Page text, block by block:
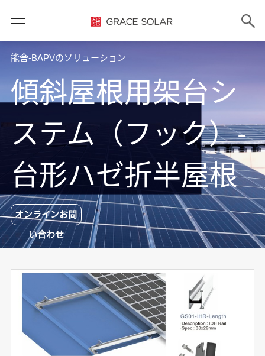
能舎-BAPVのソリューション
傾斜屋根用架台シ
ステム（フック）-
台形ハゼ折半屋根
オンラインお問
い合わせ